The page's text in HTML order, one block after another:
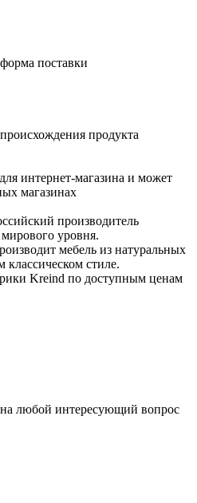
поставки
продукта
интернет-магазина и может
магазинах
производитель
уровня.
мебель из натуральных
стиле.
Kreind по доступным ценам
любой интересующий вопрос